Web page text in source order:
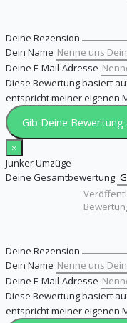
Deine Rezension
Dein Name
Deine E-Mail-Adresse
Diese Bewertung basiert
entspricht meiner eigenen
Gib Deine Bewertung
×
Junker Umzüge
Deine Gesamtbewertung
Deine Rezension
Dein Name
Deine E-Mail-Adresse
Diese Bewertung basiert
entspricht meiner eigenen